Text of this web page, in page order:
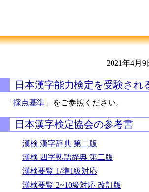
2021年4月9
日本漢字能力検定を受験され
「採点基準 」をご参照ください。
日本漢字検定協会の参考書
漢検 漢字辞典 第二版
漢検 四字熟語辞典 第二版
漢検要覧 1/準1級対応
漢検要覧 2~10級対応 改訂版